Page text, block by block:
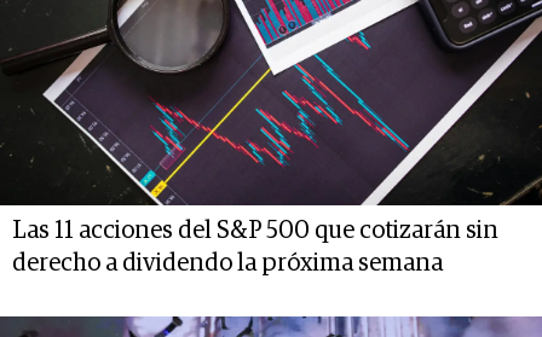
Las 11 acciones del S&P 500 que cotizarán sin
derecho a dividendo la próxima semana